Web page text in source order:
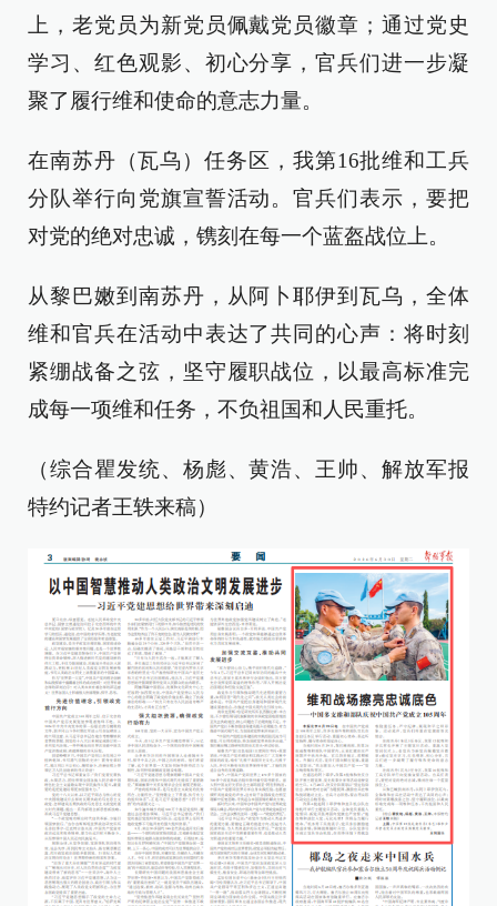
上，老党员为新党员佩戴党员徽章；通过党史
学习、红色观影、初心分享，官兵们进一步凝
聚了履行维和使命的意志力量。
在南苏丹（瓦乌）任务区，我第16批维和工兵
分队举行向党旗宣誓活动。官兵们表示，要把
对党的绝对忠诚，镌刻在每一个蓝盔战位上。
从黎巴嫩到南苏丹，从阿卜耶伊到瓦乌，全体
维和官兵在活动中表达了共同的心声：将时刻
紧绷战备之弦，坚守履职战位，以最高标准完
成每一项维和任务，不负祖国和人民重托。
（综合瞿发统、杨彪、黄浩、王帅、解放军报
特约记者王轶来稿）